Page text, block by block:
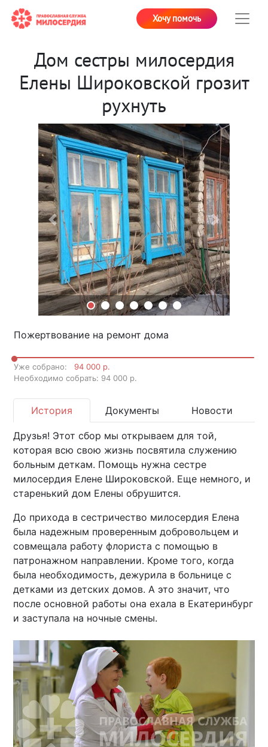
Хочу помочь
Дом сестры милосердия
Елены Широковской грозит
рухнуть
Previous Next
Пожертвование на ремонт дома
Уже собрано:
94 000 р.
Необходимо собрать: 94 000 р.
История Документы Новости
Друзья! Этот сбор мы открываем для той,
которая всю свою жизнь посвятила служению
больным деткам. Помощь нужна сестре
милосердия Елене Широковской. Еще немного, и
старенький дом Елены обрушится.
До прихода в сестричество милосердия Елена
была надежным проверенным добровольцем и
совмещала работу флориста с помощью в
патронажном направлении. Кроме того, когда
была необходимость, дежурила в больнице с
детками из детских домов. А это значит, что
после основной работы она ехала в Екатеринбург
и заступала на ночные смены.